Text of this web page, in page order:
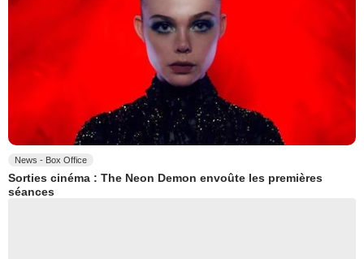
News - Box Office
Sorties cinéma : The Neon Demon envoûte les premières
séances